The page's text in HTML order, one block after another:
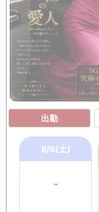
出勤
8/8(土)
-